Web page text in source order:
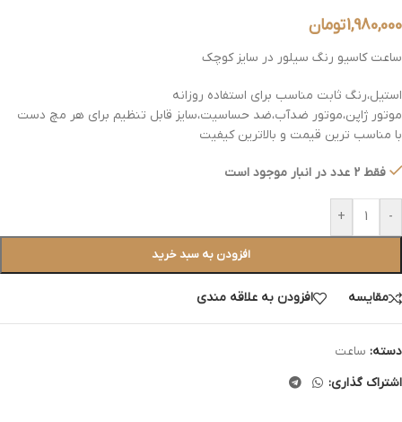
1,980,000تومان
ساعت کاسیو رنگ سیلور در سایز کوچک
استیل،رنگ ثابت مناسب برای استفاده روزانه
موتور ژاپن،موتور ضدآب،ضد حساسیت،سایز قابل تنظیم برای هر مچ دست
با مناسب ترین قیمت و بالاترین کیفیت
فقط 2 عدد در انبار موجود است
-
+
افزودن به سبد خرید
مقایسه افزودن به علاقه مندی
دسته: ساعت
اشتراک گذاری: